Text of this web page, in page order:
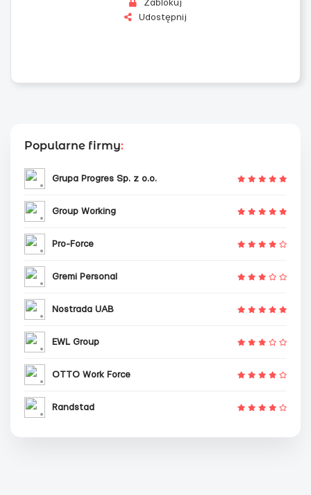
Zablokuj
Udostępnij
Popularne firmy:
Grupa Progres Sp. z o.o.
Group Working
Pro-Force
Gremi Personal
Nostrada UAB
EWL Group
OTTO Work Force
Randstad